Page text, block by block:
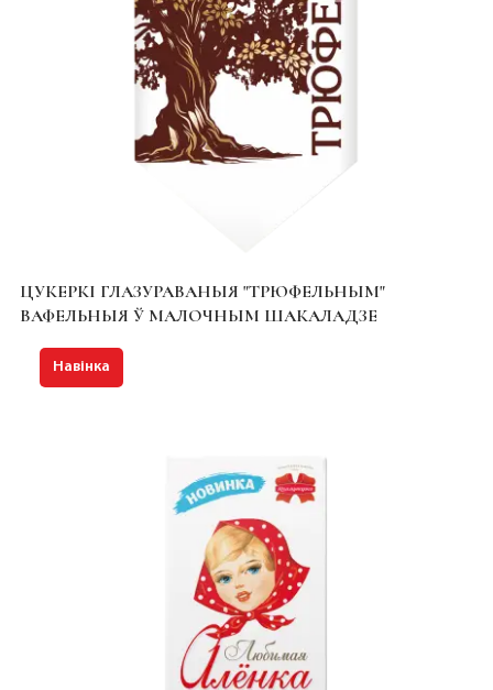
ЦУКЕРКІ ГЛАЗУРАВАНЫЯ "ТРЮФЕЛЬНЫМ"
ВАФЕЛЬНЫЯ Ў МАЛОЧНЫМ ШАКАЛАДЗЕ
Навінка